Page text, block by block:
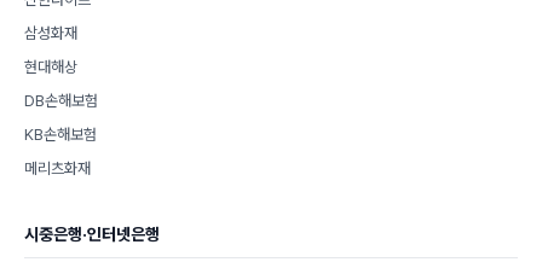
삼성화재
현대해상
DB손해보험
KB손해보험
메리츠화재
시중은행·인터넷은행